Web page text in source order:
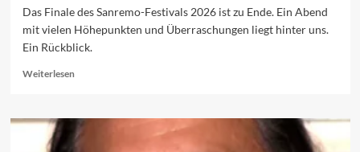
Das Finale des Sanremo-Festivals 2026 ist zu Ende. Ein Abend
mit vielen Höhepunkten und Überraschungen liegt hinter uns.
Ein Rückblick.
WeiterlesenRead
Sanremo
2026: